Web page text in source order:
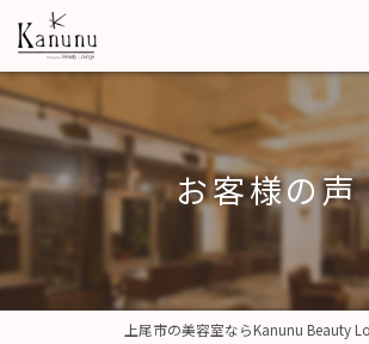
お客様の声
上尾市の美容室ならKanunu Beauty